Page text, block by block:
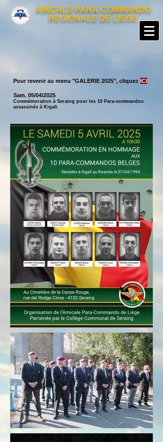
AMICALE PARA-COMMANDO
REGIONALE DE LIEGE
Pour revenir au menu "GALERIE 2025", cliquez ICI
Sam. 05/04/2025
Commémoration à Seraing pour les 10 Para-commandos
assassinés à Kigali